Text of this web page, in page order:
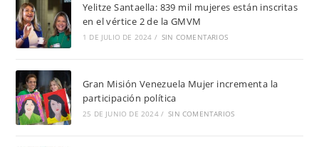
Yelitze Santaella: 839 mil mujeres están inscritas
en el vértice 2 de la GMVM
1 DE JULIO DE 2024 / SIN COMENTARIOS
Gran Misión Venezuela Mujer incrementa la
participación política
25 DE JUNIO DE 2024 / SIN COMENTARIOS